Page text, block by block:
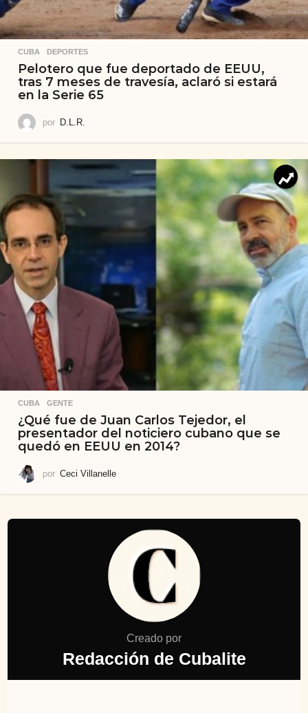
CUBA ,DEPORTES
Pelotero que fue deportado de EEUU,
tras 7 meses de travesía, aclaró si estará
en la Serie 65
por D.L.R.
CUBA ,GENTE
¿Qué fue de Juan Carlos Tejedor, el
presentador del noticiero cubano que se
quedó en EEUU en 2014?
por Ceci Villanelle
Creado por
Redacción de Cubalite